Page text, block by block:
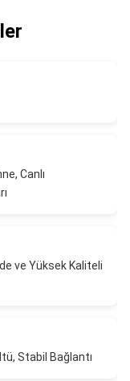
Canlı
ve Yüksek Kaliteli
Stabil Bağlantı